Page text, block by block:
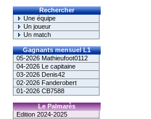
Rechercher
Une équipe
Un joueur
Un match
Gagnants mensuel L1
05-2026 Mathieufoot0112
04-2026 Le capitaine
03-2026 Denis42
02-2026 Fanderobert
01-2026 CB7588
Le Palmarès
Edition 2024-2025